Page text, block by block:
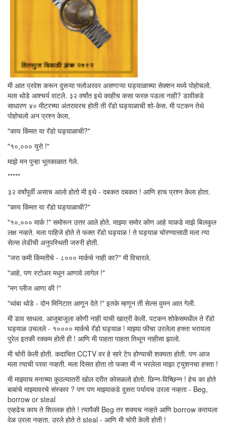
मी आत प्रवेश करून दुसऱ्या फ्लोअरवर असणाऱ्या घड्याळाच्या सेक्शन मध्ये पोहोचलो.
मला थोडे आश्चर्य वाटले. ३२ वर्षांत इथे काहीच कसा फरक पडला नाही? डावीकडे
साधारण ४० मीटरच्या अंतरावरच होती ती रॅडो घड्याळाची शो-केस. मी पटकन तेथे
पोहोचलो अन प्रश्न केला,
"काय किंमत या रॅडो घड्याळाची?"
"१०,००० युरो !"
माझे मन पुन्हा भूतकाळात गेले.
*****
३२ वर्षांपूर्वी असाच आलो होतो मी इथे - दबकत दबकत ! आणि हाच प्रश्न केला होता.
"काय किंमत या रॅडो घड्याळाची?"
"१०,००० मार्क !" समोरून उत्तर आले होते. माझ्या समोर कोण आहे याकडे माझे बिलकुल
लक्ष नव्हते. मला पाहिजे होते ते फक्त रॅडो घड्याळ ! ते घड्याळ चोरण्यासाठी मला त्या
सेल्स लेडीची अनुपस्थिती जरुरी होती.
"जरा कमी किंमतीचे - ८००० मार्कचे नाही का?" मी विचारले.
"आहे, पण स्टोअर मधून आणावे लागेल !"
"मग प्लीज आणा की !"
"थांबा थोडे - दोन मिनिटात आणून देते !" इतके म्हणून ती सेल्स वुमन आत गेली.
मी डाव साधला. आजूबाजूला कोणी नाही याची खात्री केली. पटकन शोकेसमधील ते रॅडो
घड्याळ उचलले - १०००० मार्कचे रॅडो घड्याळ ! माझ्या फीचा उरलेला हफ्ता भरायला
पुरेल इतकी रक्कम होती ही ! आणि मी पाहता पाहता तिथून नाहीसा झालो.
मी चोरी केली होती. कदाचित CCTV वर हे सारे टेप होण्याची शक्यता होती. पण आज
मला त्याची परवा नव्हती. मला दिसत होता तो फक्त मी न भरलेला माझा ट्युशनचा हफ्ता !
मी माझ्याच मनाच्या कुठल्यातरी खोल दरीत कोसळलो होतो. छिन्न-विच्छिन्न ! हेच का होते
बाबांचे माझ्यावरचे संस्कार ? पण पण माझ्याकडे दुसरा पर्यायच उरला नव्हता - Beg,
borrow or steal
एव्हढेच काय ते शिल्लक होते ! त्यापैकी Beg तर शक्यच नव्हते आणि borrow करायला
वेळ उरला नव्हता. उरले होते ते steal - आणि मी चोरी केली होती !